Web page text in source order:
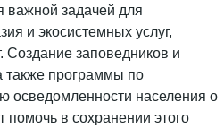
важной задачей для
и экосистемных услуг,
Создание заповедников и
также программы по
осведомленности населения о
помочь в сохранении этого